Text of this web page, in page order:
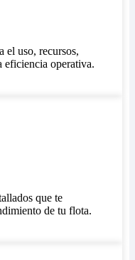
el uso, recursos,
eficiencia operativa.
que te
de tu flota.